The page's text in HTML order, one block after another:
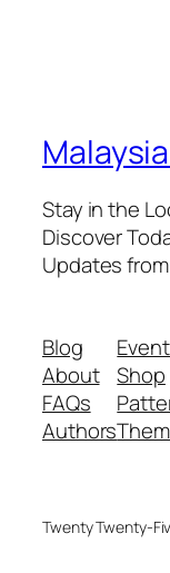
Stay in the
Discover
Updates
Blog
About
FAQs
Authors
Shop
Twenty Twenty-